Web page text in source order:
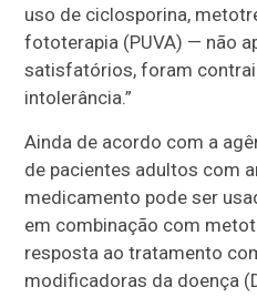
uso de ciclosporina,
fototerapia (PUVA) — não
satisfatórios, foram
intolerância.”
Ainda de acordo com a
de pacientes adultos com
medicamento pode ser
em combinação com
resposta ao tratamento
modificadoras da doença